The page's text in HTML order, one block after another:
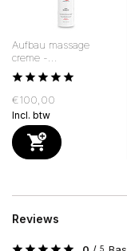
Aufbau massage
creme -...
€100,00
Incl. btw
Reviews
5